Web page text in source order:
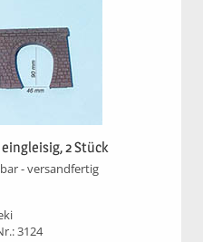
2 Stück
- versandfertig
3124